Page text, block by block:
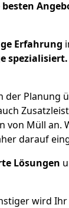
Erfahrung
spezialisiert.
der Planung
von Müll an.
darauf
Lösungen
wird Ihr